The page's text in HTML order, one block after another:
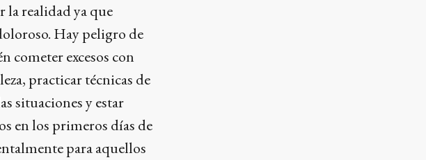
la realidad ya que
Hay peligro de
cometer excesos con
practicar técnicas de
situaciones y estar
en los primeros días de
para aquellos